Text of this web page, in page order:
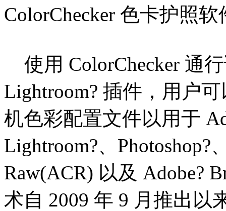
ColorChecker 色卡护照
使用 ColorChecker 通
Lightroom? 插件，用户
机色彩配置文件以用于
Lightroom?、Photoshop?
Raw(ACR) 以及 Adobe?
术自 2009 年 9 月推出以